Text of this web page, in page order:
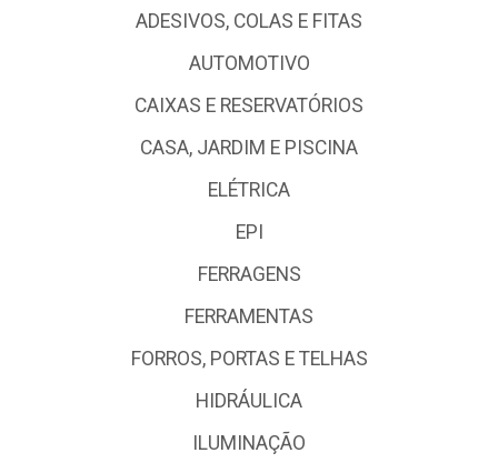
ADESIVOS, COLAS E FITAS
AUTOMOTIVO
CAIXAS E RESERVATÓRIOS
CASA, JARDIM E PISCINA
ELÉTRICA
EPI
FERRAGENS
FERRAMENTAS
FORROS, PORTAS E TELHAS
HIDRÁULICA
ILUMINAÇÃO